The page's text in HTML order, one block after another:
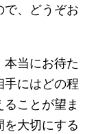
、どうぞお
当にお待た
にはどの程
ことが望ま
大切にする